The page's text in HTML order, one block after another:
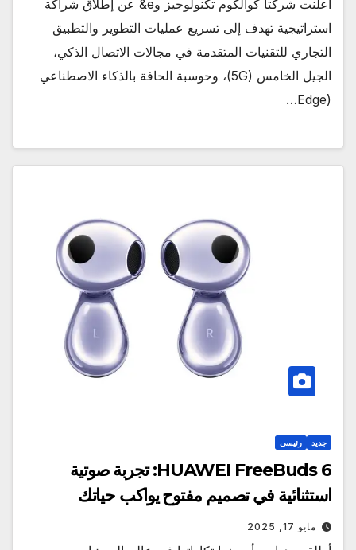
أعلنت شركتا كوالكوم تكنولوجيز وe& عن إطلاق شراكة
استراتيجية تهدف إلى تسريع عمليات التطوير والتطبيق
التجاري للتقنيات المتقدمة في مجالات الاتصال الذكي،
الجيل الخامس (5G)، وحوسبة الحافة بالذكاء الاصطناعي
(Edge…
جديد رئيسي
HUAWEI FreeBuds 6: تجربة صوتية
استثنائية في تصميم مفتوح يواكب حياتك
مايو 17, 2025